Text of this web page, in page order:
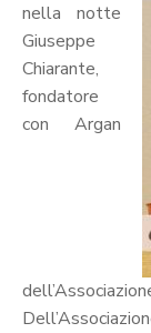
nella notte
Giuseppe
Chiarante,
fondatore
con Argan